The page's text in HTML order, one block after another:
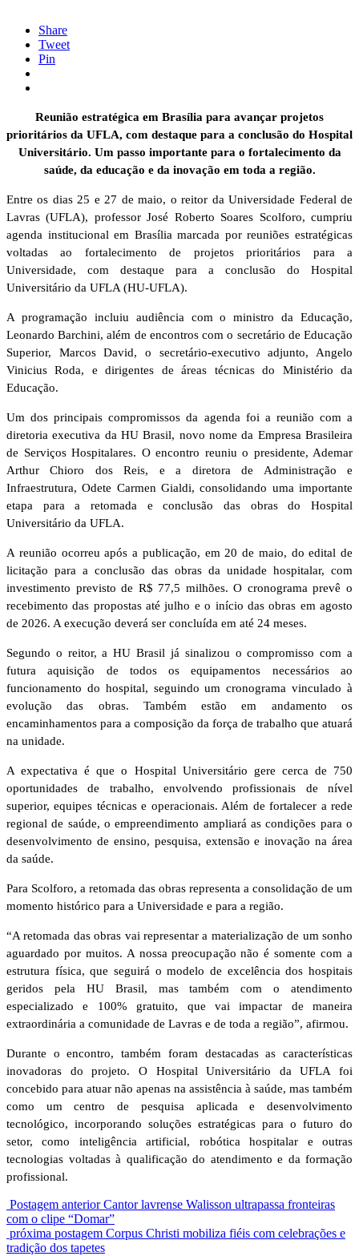
Share
Tweet
Pin
Reunião estratégica em Brasília para avançar projetos
prioritários da UFLA, com destaque para a conclusão do Hospital
Universitário. Um passo importante para o fortalecimento da
saúde, da educação e da inovação em toda a região.
Entre os dias 25 e 27 de maio, o reitor da Universidade Federal de
Lavras (UFLA), professor José Roberto Soares Scolforo, cumpriu
agenda institucional em Brasília marcada por reuniões estratégicas
voltadas ao fortalecimento de projetos prioritários para a
Universidade, com destaque para a conclusão do Hospital
Universitário da UFLA (HU-UFLA).
A programação incluiu audiência com o ministro da Educação,
Leonardo Barchini, além de encontros com o secretário de Educação
Superior, Marcos David, o secretário-executivo adjunto, Angelo
Vinicius Roda, e dirigentes de áreas técnicas do Ministério da
Educação.
Um dos principais compromissos da agenda foi a reunião com a
diretoria executiva da HU Brasil, novo nome da Empresa Brasileira
de Serviços Hospitalares. O encontro reuniu o presidente, Ademar
Arthur Chioro dos Reis, e a diretora de Administração e
Infraestrutura, Odete Carmen Gialdi, consolidando uma importante
etapa para a retomada e conclusão das obras do Hospital
Universitário da UFLA.
A reunião ocorreu após a publicação, em 20 de maio, do edital de
licitação para a conclusão das obras da unidade hospitalar, com
investimento previsto de R$ 77,5 milhões. O cronograma prevê o
recebimento das propostas até julho e o início das obras em agosto
de 2026. A execução deverá ser concluída em até 24 meses.
Segundo o reitor, a HU Brasil já sinalizou o compromisso com a
futura aquisição de todos os equipamentos necessários ao
funcionamento do hospital, seguindo um cronograma vinculado à
evolução das obras. Também estão em andamento os
encaminhamentos para a composição da força de trabalho que atuará
na unidade.
A expectativa é que o Hospital Universitário gere cerca de 750
oportunidades de trabalho, envolvendo profissionais de nível
superior, equipes técnicas e operacionais. Além de fortalecer a rede
regional de saúde, o empreendimento ampliará as condições para o
desenvolvimento de ensino, pesquisa, extensão e inovação na área
da saúde.
Para Scolforo, a retomada das obras representa a consolidação de um
momento histórico para a Universidade e para a região.
“A retomada das obras vai representar a materialização de um sonho
aguardado por muitos. A nossa preocupação não é somente com a
estrutura física, que seguirá o modelo de excelência dos hospitais
geridos pela HU Brasil, mas também com o atendimento
especializado e 100% gratuito, que vai impactar de maneira
extraordinária a comunidade de Lavras e de toda a região”, afirmou.
Durante o encontro, também foram destacadas as características
inovadoras do projeto. O Hospital Universitário da UFLA foi
concebido para atuar não apenas na assistência à saúde, mas também
como um centro de pesquisa aplicada e desenvolvimento
tecnológico, incorporando soluções estratégicas para o futuro do
setor, como inteligência artificial, robótica hospitalar e outras
tecnologias voltadas à qualificação do atendimento e da formação
profissional.
Postagem anterior Cantor lavrense Walisson ultrapassa fronteiras
com o clipe “Domar”
próxima postagem Corpus Christi mobiliza fiéis com celebrações e
tradição dos tapetes